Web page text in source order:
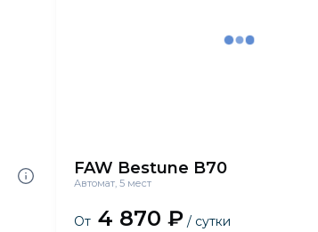
FAW Bestune B70
Автомат, 5 мест
От 4 870 ₽ / сутки